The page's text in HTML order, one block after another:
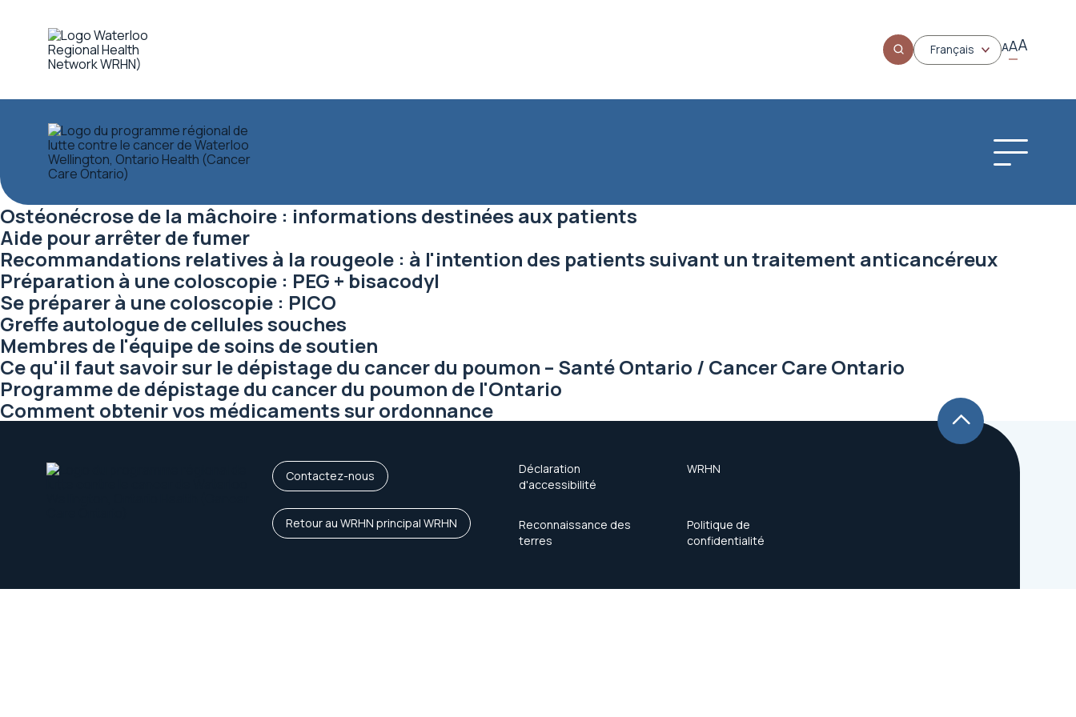
Français AAA
Ostéonécrose de la mâchoire : informations destinées aux patients
Aide pour arrêter de fumer
Recommandations relatives à la rougeole : à l'intention des patients suivant un traitement anticancéreux
Préparation à une coloscopie : PEG + bisacodyl
Se préparer à une coloscopie : PICO
Greffe autologue de cellules souches
Membres de l'équipe de soins de soutien
Ce qu'il faut savoir sur le dépistage du cancer du poumon – Santé Ontario / Cancer Care Ontario
Programme de dépistage du cancer du poumon de l'Ontario
Comment obtenir vos médicaments sur ordonnance
Contactez-nous
Retour au WRHN principal WRHN
Déclaration
d'accessibilité
WRHN
Reconnaissance des
terres
Politique de
confidentialité